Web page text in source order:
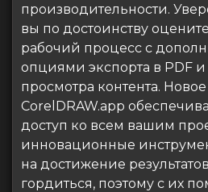
производительности.
вы по достоинству
рабочий процесс с
опциями экспорта в PDF
просмотра контента.
CorelDRAW.app
доступ ко всем вашим
инновационные
на достижение
гордиться, поэтому с их